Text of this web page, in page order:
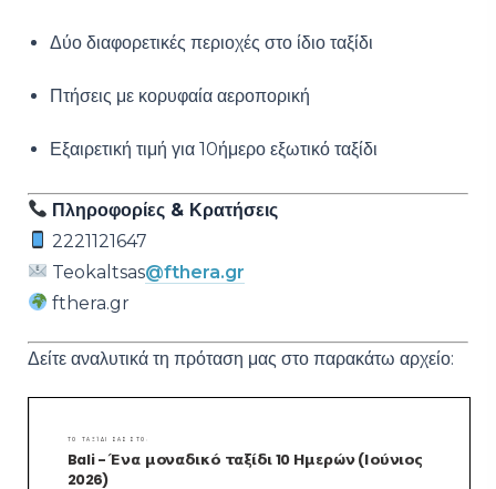
Δύο διαφορετικές περιοχές στο ίδιο ταξίδι
Πτήσεις με κορυφαία αεροπορική
Εξαιρετική τιμή για 10ήμερο εξωτικό ταξίδι
Πληροφορίες & Κρατήσεις
2221121647
Teokaltsas@fthera.gr
fthera.gr
Δείτε αναλυτικά τη πρόταση μας στο παρακάτω αρχείο: